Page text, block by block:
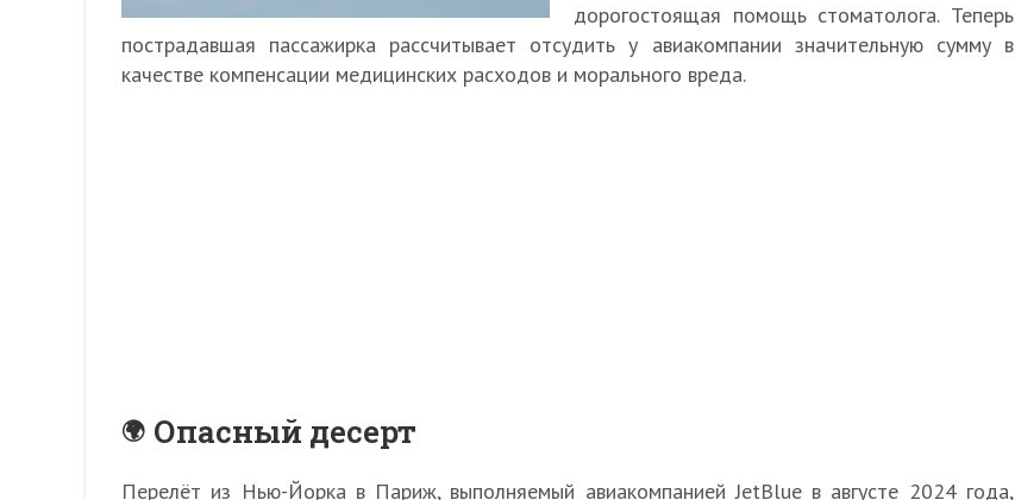
дорогостоящая помощь стоматолога. Теперь
пострадавшая пассажирка рассчитывает отсудить у авиакомпании значительную сумму в
качестве компенсации медицинских расходов и морального вреда.
Опасный десерт
Перелёт из Нью-Йорка в Париж, выполняемый авиакомпанией JetBlue в августе 2024 года,